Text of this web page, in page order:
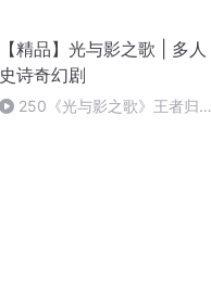
【精品】光与影之歌 | 多人
史诗奇幻剧
250《光与影之歌》王者归来